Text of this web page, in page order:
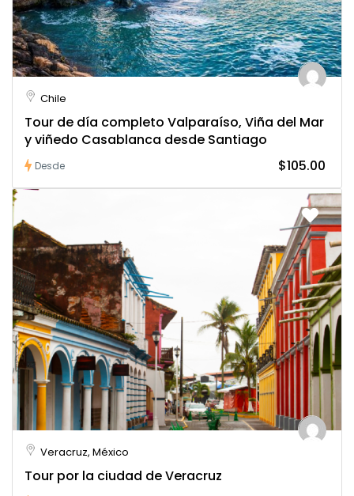
Tarifa $140 por persona
Chile
Tour de día completo Valparaíso, Viña del Mar
y viñedo Casablanca desde Santiago
Desde $105.00
Veracruz, México
Tour por la ciudad de Veracruz